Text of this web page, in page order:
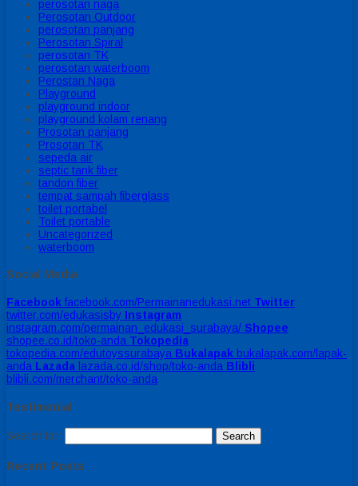
perosotan naga
Perosotan Outdoor
perosotan panjang
Perosotan Spiral
perosotan TK
perosotan waterboom
Perostan Naga
Playground
playground indoor
playground kolam renang
Prosotan panjang
Prosotan TK
sepeda air
septic tank fiber
tandon fiber
tempat sampah fiberglass
toilet portabel
Toilet portable
Uncategorized
waterboom
Social Media
Facebook facebook.com/Permainanedukasi.net Twitter
twitter.com/edukasisby Instagram
instagram.com/permainan_edukasi_surabaya/ Shopee
shopee.co.id/toko-anda Tokopedia
tokopedia.com/edutoyssurabaya Bukalapak bukalapak.com/lapak-
anda Lazada lazada.co.id/shop/toko-anda Blibli
blibli.com/merchant/toko-anda
Testimonial
Search for:
Recent Posts